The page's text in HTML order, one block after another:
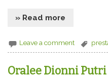
» Read more
Leave a comment
Oralee Dionni